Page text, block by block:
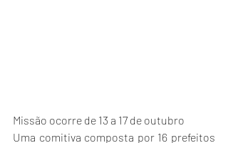
Missão ocorre de 13 a 17 de outubro
Uma comitiva composta por 16 prefeitos